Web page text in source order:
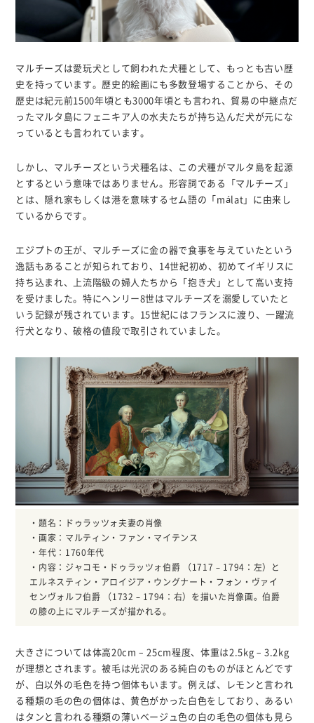
マルチーズは愛玩犬として飼われた犬種として、もっとも古い歴
史を持っています。歴史的絵画にも多数登場することから、その
歴史は紀元前1500年頃とも3000年頃とも言われ、貿易の中継点だ
ったマルタ島にフェニキア人の水夫たちが持ち込んだ犬が元にな
っているとも言われています。
しかし、マルチーズという犬種名は、この犬種がマルタ島を起源
とするという意味ではありません。形容詞である「マルチーズ」
とは、隠れ家もしくは港を意味するセム語の「málat」に由来し
ているからです。
エジプトの王が、マルチーズに金の器で食事を与えていたという
逸話もあることが知られており、14世紀初め、初めてイギリスに
持ち込まれ、上流階級の婦人たちから「抱き犬」として高い支持
を受けました。特にヘンリー8世はマルチーズを溺愛していたと
いう記録が残されています。15世紀にはフランスに渡り、一躍流
行犬となり、破格の値段で取引されていました。
・題名：ドゥラッツォ夫妻の肖像
・画家：マルティン・ファン・マイテンス
・年代：1760年代
・内容：ジャコモ・ドゥラッツォ伯爵 （1717 – 1794：左）と
エルネスティン・アロイジア・ウングナート・フォン・ヴァイ
センヴォルフ伯爵 （1732 – 1794：右）を描いた肖像画。伯爵
の膝の上にマルチーズが描かれる。
大きさについては体高20cm – 25cm程度、体重は2.5kg – 3.2kg
が理想とされます。被毛は光沢のある純白のものがほとんどです
が、白以外の毛色を持つ個体もいます。例えば、レモンと言われ
る種類の毛の色の個体は、黄色がかった白色をしており、あるい
はタンと言われる種類の薄いベージュ色の白の毛色の個体も見ら